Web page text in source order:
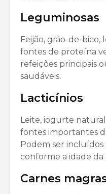
Leguminosas
Feijão, grão-de-bico,
fontes de proteína
refeições principais
saudáveis.
Lacticínios
Leite, iogurte
fontes importantes
Podem ser
conforme a idade da
Carnes